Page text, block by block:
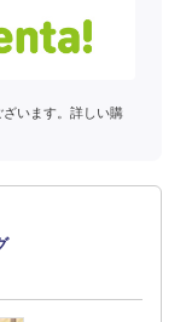
います。詳しい購